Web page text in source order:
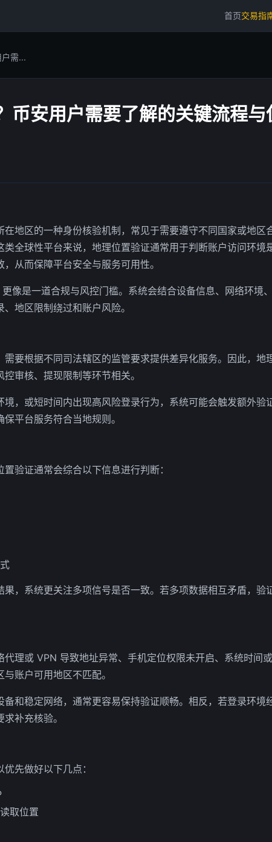
首页交易指
需...
币安用户需要了解的关键流程与
地区的一种身份核验机制，常见于需要遵守不同国家或地区
全球性平台来说，地理位置验证通常用于判断账户访问环境
从而保障平台安全与服务可用性。
像是一道合规与风控门槛。系统会结合设备信息、网络环境
地区限制绕过和账户风险。
要根据不同司法辖区的监管要求提供差异化服务。因此，地
审核、提现限制等环节相关。
，或短时间内出现高风险登录行为，系统可能会触发额外验
平台服务符合当地规则。
验证通常会综合以下信息进行判断：
，系统更关注多项信号是否一致。若多项数据相互矛盾，验
理或 VPN 导致地址异常、手机定位权限未开启、系统时间
账户可用地区不匹配。
和稳定网络，通常更容易保持验证顺畅。相反，若登录环境
补充核验。
先做好以下几点：
取位置